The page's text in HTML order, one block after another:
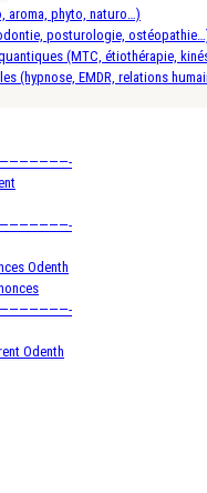
aroma, phyto, naturo…)
posturologie,
(MTC, étiothérapie,
(hypnose, EMDR, relations
Odenth
Odenth